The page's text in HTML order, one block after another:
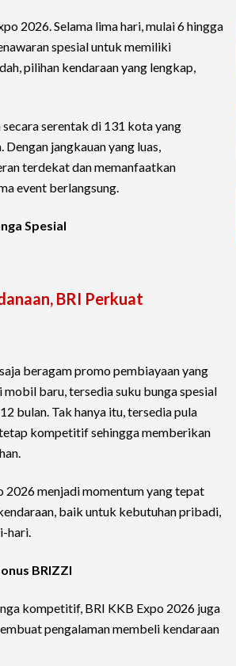
2026. Selama lima hari, mulai 6 hingga
spesial untuk memiliki
pilihan kendaraan yang lengkap,
serentak di 131 kota yang
jangkauan yang luas,
terdekat dan memanfaatkan
event berlangsung.
Spesial
BRI Perkuat
beragam promo pembiayaan yang
baru, tersedia suku bunga spesial
bulan. Tak hanya itu, tersedia pula
kompetitif sehingga memberikan
menjadi momentum yang tepat
baik untuk kebutuhan pribadi,
hari.
BRIZZI
kompetitif, BRI KKB Expo 2026 juga
pengalaman membeli kendaraan